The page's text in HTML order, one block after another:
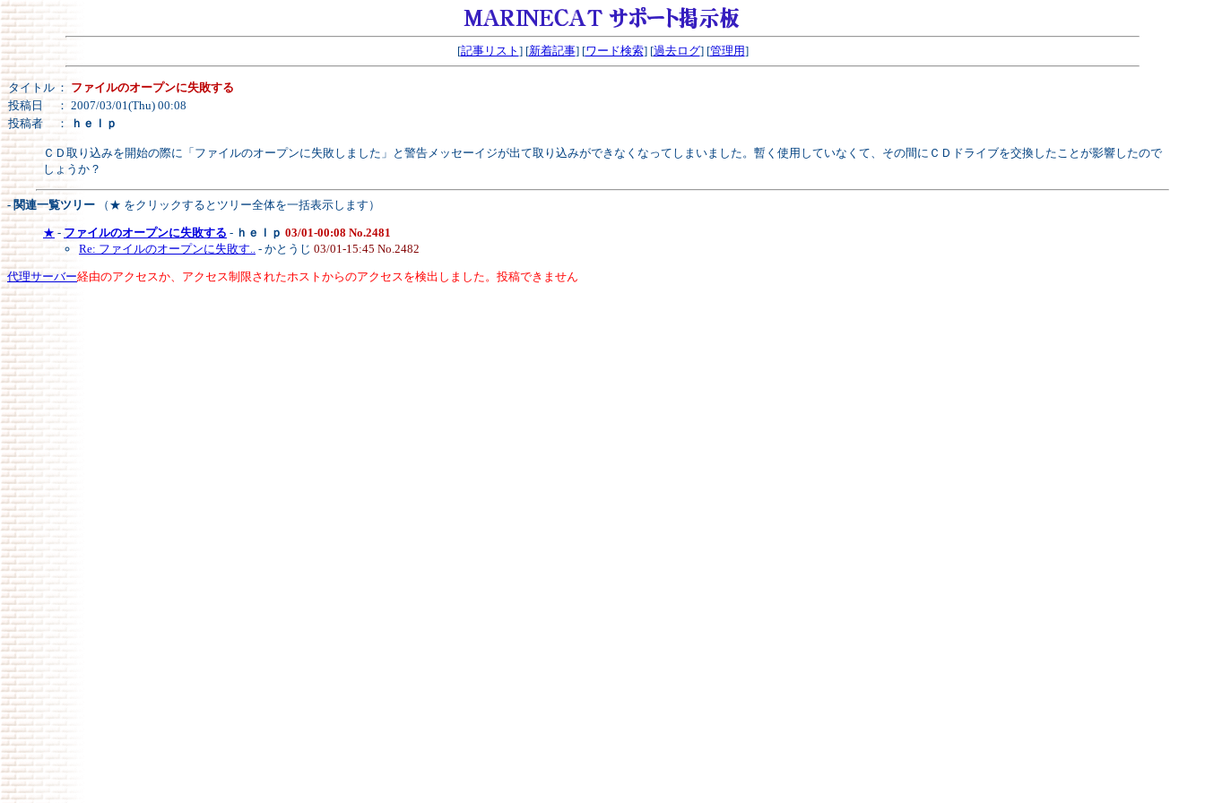
[記事リスト ] [新着記事] [ワード検索] [過去ログ] [管理用]
タイトル ： ファイルのオープンに失敗する
投稿日
： 2007/03/01(Thu) 00:08
投稿者
： ｈｅｌｐ
ＣＤ取り込みを開始の際に「ファイルのオープンに失敗しました」と警告メッセーイジが出て取り込みができなくなってしまいました。暫く使用していなくて、その間にＣＤドライブを交換したことが影響したので
しょうか？
- 関連一覧ツリー （★ をクリックするとツリー全体を一括表示します）
★ - ファイルのオープンに失敗する - ｈｅｌｐ 03/01-00:08 No.2481
Re: ファイルのオープンに失敗す..
- かとうじ 03/01-15:45 No.2482
代理サーバー経由のアクセスか、アクセス制限されたホストからのアクセスを検出しました。投稿できません